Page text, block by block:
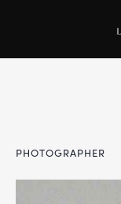
PHOTOGRAPHER